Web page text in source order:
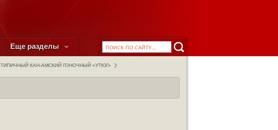
Еще разделы
ТИПИЧНЫЙ КАН-АМСКИЙ ГОНОЧНЫЙ «УТЮГ»